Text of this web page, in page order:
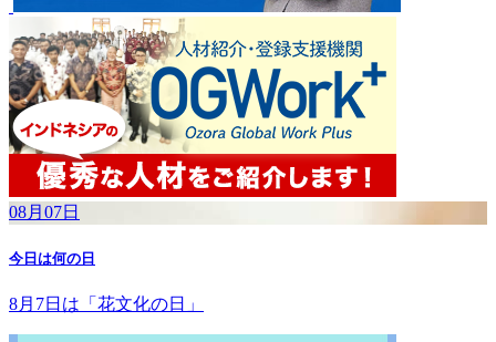
08月07日
今日は何の日
8月7日は「花文化の日」